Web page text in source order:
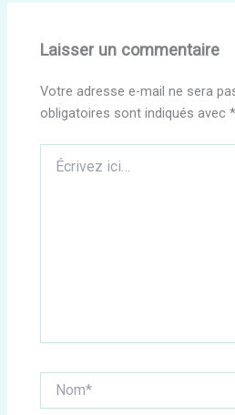
Laisser un commentaire
Votre adresse e-mail ne sera
obligatoires sont indiqués avec*
ici…